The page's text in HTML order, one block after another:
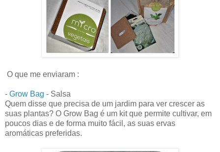
O que me enviaram :
- Grow Bag - Salsa
Quem disse que precisa de um jardim para ver crescer as
suas plantas? O Grow Bag é um kit que permite cultivar, em
poucos dias e de forma muito fácil, as suas ervas
aromáticas preferidas.